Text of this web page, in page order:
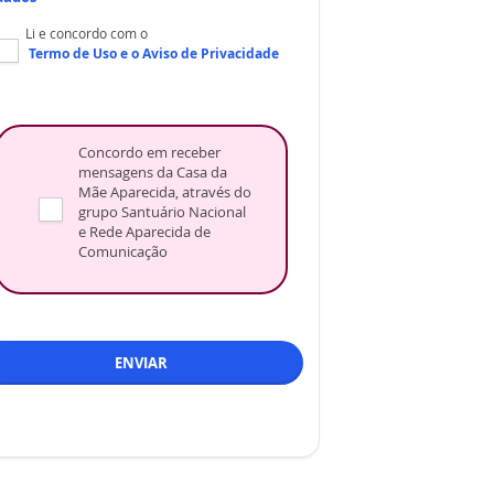
Li e concordo com o
Termo de Usoe oAviso de Privacidade
Concordo em receber
mensagens da Casa da
Mãe Aparecida, através do
grupo Santuário Nacional
e Rede Aparecida de
Comunicação
ENVIAR